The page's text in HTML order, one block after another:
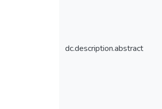
dc.description.abstract